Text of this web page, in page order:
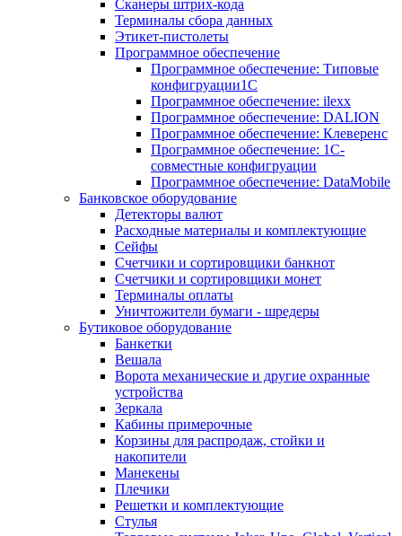
Сканеры штрих-кода
Терминалы сбора данных
Этикет-пистолеты
Программное обеспечение
Программное обеспечение: Типовые
конфигруации1С
Программное обеспечение: ilexx
Программное обеспечение: DALION
Программное обеспечение: Клеверенс
Программное обеспечение: 1С-
совместные конфигруации
Программное обеспечение: DataMobile
Банковское оборудование
Детекторы валют
Расходные материалы и комплектующие
Сейфы
Счетчики и сортировщики банкнот
Счетчики и сортировщики монет
Терминалы оплаты
Уничтожители бумаги - шредеры
Бутиковое оборудование
Банкетки
Вешала
Ворота механические и другие охранные
устройства
Зеркала
Кабины примерочные
Корзины для распродаж, стойки и
накопители
Манекены
Плечики
Решетки и комплектующие
Стулья